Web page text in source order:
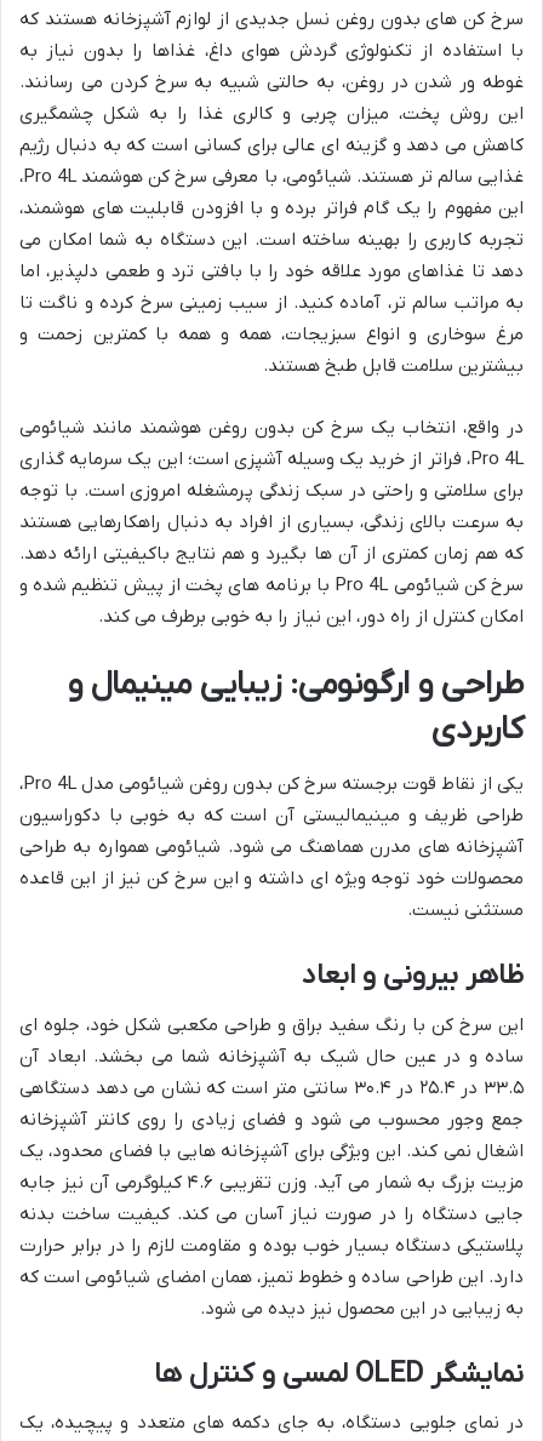
سرخ کن های بدون روغن نسل جدیدی از لوازم آشپزخانه هستند که
با استفاده از تکنولوژی گردش هوای داغ، غذاها را بدون نیاز به
غوطه ور شدن در روغن، به حالتی شبیه به سرخ کردن می رسانند.
این روش پخت، میزان چربی و کالری غذا را به شکل چشمگیری
کاهش می دهد و گزینه ای عالی برای کسانی است که به دنبال رژیم
غذایی سالم تر هستند. شیائومی، با معرفی سرخ کن هوشمند Pro 4L،
این مفهوم را یک گام فراتر برده و با افزودن قابلیت های هوشمند،
تجربه کاربری را بهینه ساخته است. این دستگاه به شما امکان می
دهد تا غذاهای مورد علاقه خود را با بافتی ترد و طعمی دلپذیر، اما
به مراتب سالم تر، آماده کنید. از سیب زمینی سرخ کرده و ناگت تا
مرغ سوخاری و انواع سبزیجات، همه و همه با کمترین زحمت و
بیشترین سلامت قابل طبخ هستند.
در واقع، انتخاب یک سرخ کن بدون روغن هوشمند مانند شیائومی
Pro 4L، فراتر از خرید یک وسیله آشپزی است؛ این یک سرمایه گذاری
برای سلامتی و راحتی در سبک زندگی پرمشغله امروزی است. با توجه
به سرعت بالای زندگی، بسیاری از افراد به دنبال راهکارهایی هستند
که هم زمان کمتری از آن ها بگیرد و هم نتایج باکیفیتی ارائه دهد.
سرخ کن شیائومی Pro 4L با برنامه های پخت از پیش تنظیم شده و
امکان کنترل از راه دور، این نیاز را به خوبی برطرف می کند.
طراحی و ارگونومی: زیبایی مینیمال و
کاربردی
یکی از نقاط قوت برجسته سرخ کن بدون روغن شیائومی مدل Pro 4L،
طراحی ظریف و مینیمالیستی آن است که به خوبی با دکوراسیون
آشپزخانه های مدرن هماهنگ می شود. شیائومی همواره به طراحی
محصولات خود توجه ویژه ای داشته و این سرخ کن نیز از این قاعده
مستثنی نیست.
ظاهر بیرونی و ابعاد
این سرخ کن با رنگ سفید براق و طراحی مکعبی شکل خود، جلوه ای
ساده و در عین حال شیک به آشپزخانه شما می بخشد. ابعاد آن
۳۳.۵ در ۲۵.۴ در ۳۰.۴ سانتی متر است که نشان می دهد دستگاهی
جمع وجور محسوب می شود و فضای زیادی را روی کانتر آشپزخانه
اشغال نمی کند. این ویژگی برای آشپزخانه هایی با فضای محدود، یک
مزیت بزرگ به شمار می آید. وزن تقریبی ۴.۶ کیلوگرمی آن نیز جابه
جایی دستگاه را در صورت نیاز آسان می کند. کیفیت ساخت بدنه
پلاستیکی دستگاه بسیار خوب بوده و مقاومت لازم را در برابر حرارت
دارد. این طراحی ساده و خطوط تمیز، همان امضای شیائومی است که
به زیبایی در این محصول نیز دیده می شود.
نمایشگر OLED لمسی و کنترل ها
در نمای جلویی دستگاه، به جای دکمه های متعدد و پیچیده، یک